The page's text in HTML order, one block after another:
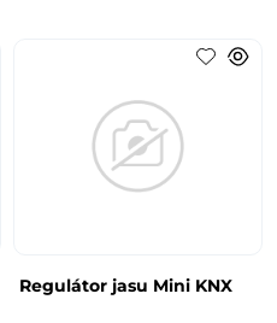
Regulátor jasu Mini KNX